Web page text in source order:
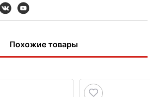
Похожие товары